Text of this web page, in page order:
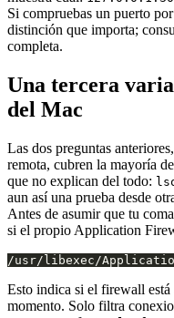
Si compruebas un puerto
distinción que importa;
completa.
Una tercera
del Mac
Las dos preguntas
remota, cubren la mayoría
que no explican del todo:
aun así una prueba desde
Antes de asumir que tu
si el propio Application
Esto indica si el firewall está
momento. Solo filtra